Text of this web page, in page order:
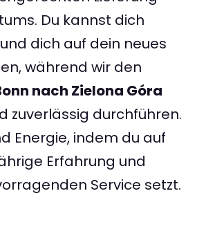
Du kannst dich
dich auf dein neues
während wir den
nach Zielona Góra
zuverlässig durchführen.
Energie, indem du auf
Erfahrung und
Service setzt.